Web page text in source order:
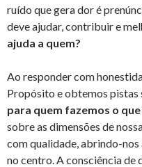
ruído que gera dor é
deve ajudar, contribuir e
ajuda a quem?
Ao responder com
Propósito e obtemos pistas
para quem fazemos o
sobre as dimensões de
com qualidade, abrindo-
no centro. A consciência de